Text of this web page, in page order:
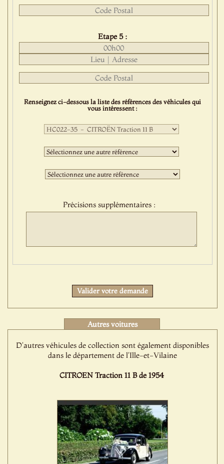
Etape 5 :
Renseignez ci-dessous la liste des références des véhicules qui
vous intéressent :
Première
sélection
:Deuxième
sélection
:Troisième
sélection
Précisions supplémentaires :
Valider votre demande
Autres voitures
D'autres véhicules de collection sont également disponibles
dans le département de l'Ille-et-Vilaine
CITROEN Traction 11 B de 1954